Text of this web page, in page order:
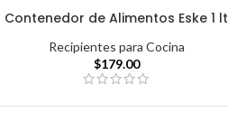
Contenedor de Alimentos Eske 1 lt
Recipientes para Cocina
$179.00